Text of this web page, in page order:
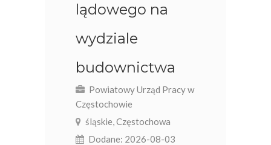
lądowego na
wydziale
budownictwa
Powiatowy Urząd Pracy w
Częstochowie
śląskie, Częstochowa
Dodane: 2026-08-03